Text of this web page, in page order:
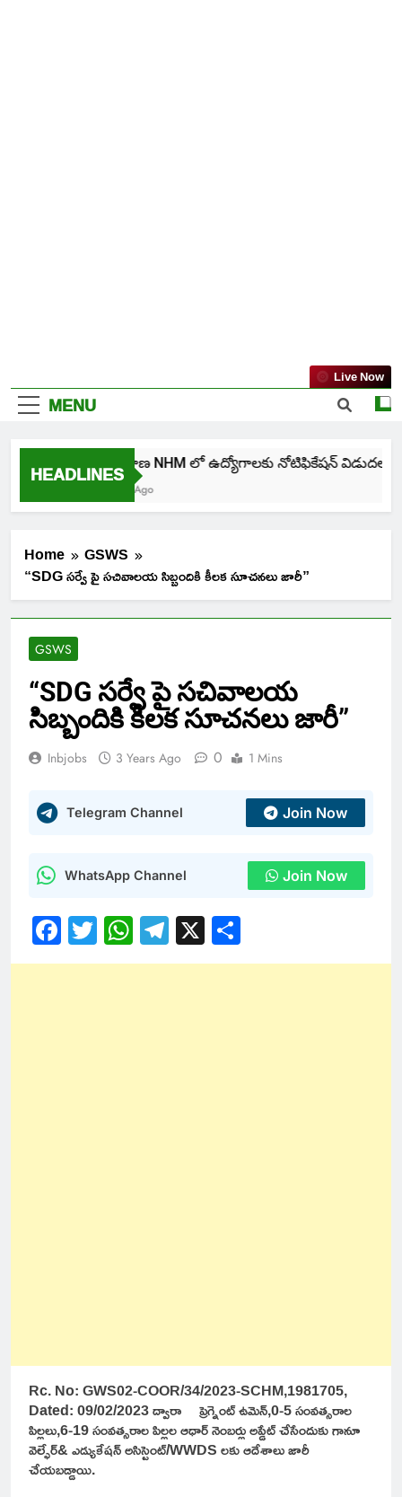
MENU
Live Now
HEADLINESతెలంగాణ NHM లో ఉద్యోగాలకు నోటిఫికేషన్ విడుదల
4 Days Ago
Home
GSWS
“SDG సర్వే పై సచివాలయ సిబ్బందికి కీలక సూచనలు జారీ”
GSWS
“SDG సర్వే పై సచివాలయ
సిబ్బందికి కీలక సూచనలు జారీ”
Inbjobs 3 Years Ago 0 1 Mins
Telegram Channel Join Now
WhatsApp Channel Join Now
Facebook
Twitter
WhatsApp
Telegram
X
Rc. No: GWS02-COOR/34/2023-SCHM,1981705,
Dated: 09/02/2023 ద్వారా ప్రెగ్నెంట్ ఉమెన్,0-5 సంవత్సరాల
పిల్లలు,6-19 సంవత్సరాల పిల్లల ఆధార్ నెంబర్లు అప్డేట్ చేసేందుకు గానూ
వెల్ఫేర్& ఎడ్యుకేషన్ అసిస్టెంట్/WWDS లకు ఆదేశాలు జారీ
చేయబడ్డాయి.